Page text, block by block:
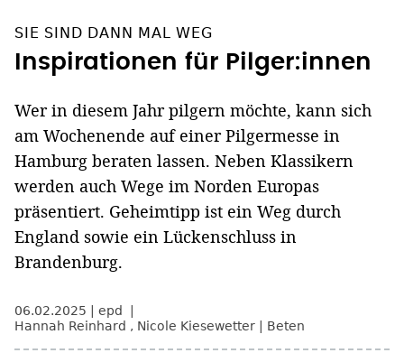
SIE SIND DANN MAL WEG
Inspirationen für Pilger:innen
Wer in diesem Jahr pilgern möchte, kann sich
am Wochenende auf einer Pilgermesse in
Hamburg beraten lassen. Neben Klassikern
werden auch Wege im Norden Europas
präsentiert. Geheimtipp ist ein Weg durch
England sowie ein Lückenschluss in
Brandenburg.
06.02.2025
epd
Hannah Reinhard , Nicole Kiesewetter Beten